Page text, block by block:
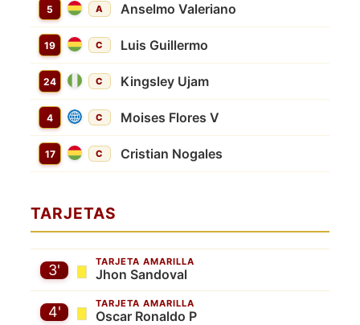
5 A Anselmo Valeriano
19 C Luis Guillermo
24 C Kingsley Ujam
4 C Moises Flores V
17 C Cristian Nogales
TARJETAS
TARJETA AMARILLA
Jhon Sandoval
3'
TARJETA AMARILLA
Oscar Ronaldo P
4'